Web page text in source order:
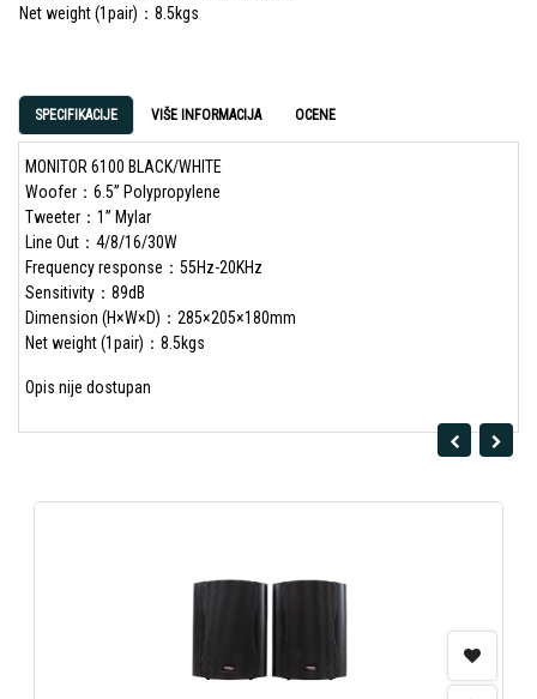
Net weight (1pair)：8.5kgs
SPECIFIKACIJE VIŠE INFORMACIJA OCENE
MONITOR 6100 BLACK/WHITE
Woofer：6.5” Polypropylene
Tweeter：1” Mylar
Line Out：4/8/16/30W
Frequency response：55Hz-20KHz
Sensitivity：89dB
Dimension (H×W×D)：285×205×180mm
Net weight (1pair)：8.5kgs
Opis nije dostupan